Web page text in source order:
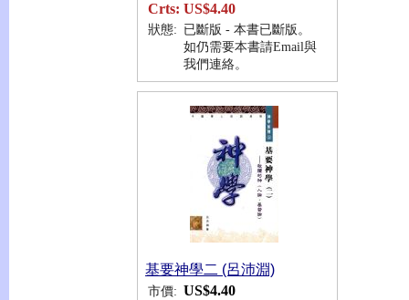
Crts: US$4.40
狀態: 已斷版 - 本書已斷版。
如仍需要本書請Email與
我們連絡。
基要神學二 (呂沛淵)
市價: US$4.40